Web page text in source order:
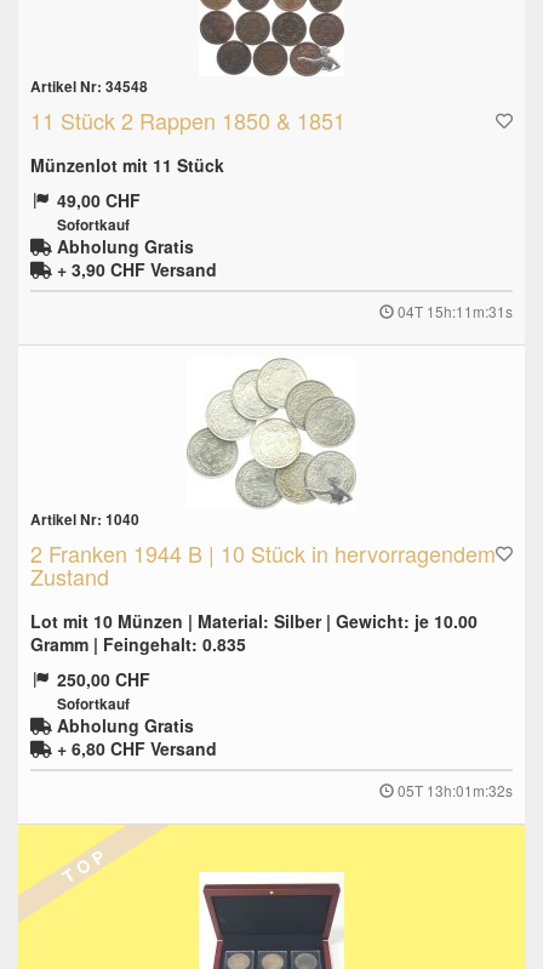
Artikel Nr: 34548
11 Stück 2 Rappen 1850 & 1851
Münzenlot mit 11 Stück
49,00 CHF
Sofortkauf
Abholung Gratis
+ 3,90 CHF Versand
04T 15h:11m:30s
Artikel Nr: 1040
2 Franken 1944 B | 10 Stück in hervorragendem
Zustand
Lot mit 10 Münzen | Material: Silber | Gewicht: je 10.00
Gramm | Feingehalt: 0.835
250,00 CHF
Sofortkauf
Abholung Gratis
+ 6,80 CHF Versand
05T 13h:01m:31s
T O P